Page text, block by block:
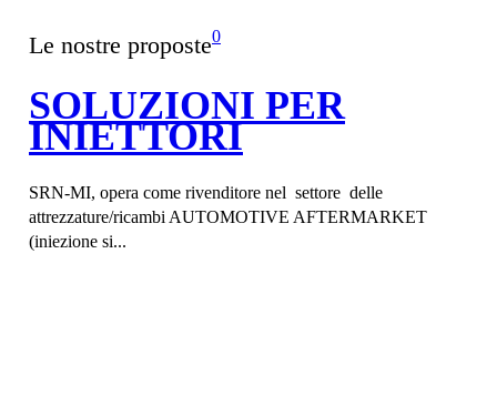
Le nostre proposte0
SOLUZIONI PER
INIETTORI
SRN-MI, opera come rivenditore nel settore delle
attrezzature/ricambi AUTOMOTIVE AFTERMARKET
(iniezione si...